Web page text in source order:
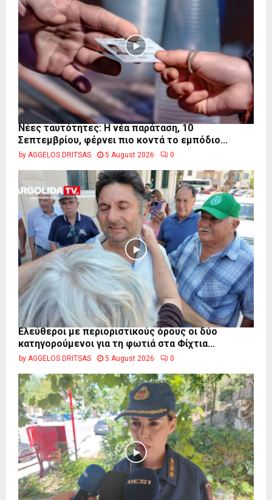
Νέες ταυτότητες: Η νέα παράταση, 10
Σεπτεμβρίου, φέρνει πιο κοντά το εμπόδιο...
by AGGELOS DRITSAS 5 August 2026 0
Ελεύθεροι με περιοριστικούς όρους οι δύο
κατηγορούμενοι για τη φωτιά στα Φίχτια...
by AGGELOS DRITSAS 5 August 2026 0